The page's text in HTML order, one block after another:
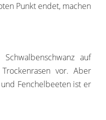
Punkt endet, machen
auf
vor. Aber
Fenchelbeeten ist er